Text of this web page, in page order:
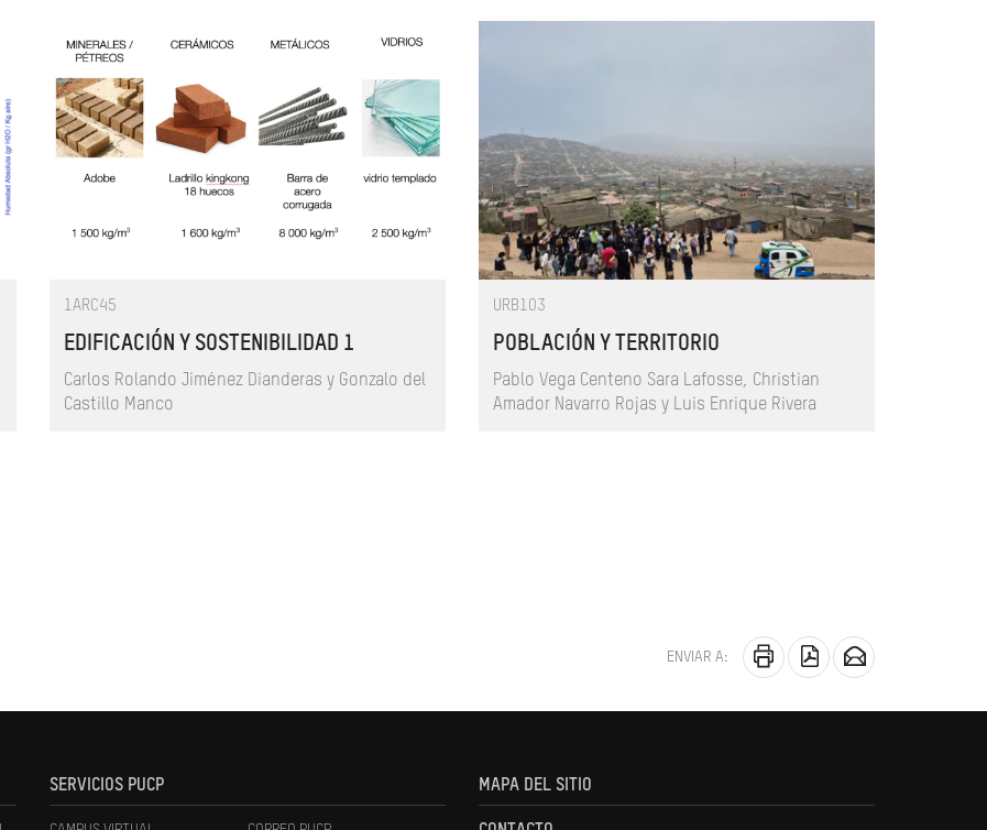
1ARC45
EDIFICACIÓN Y SOSTENIBILIDAD 1
Carlos Rolando Jiménez Dianderas y Gonzalo del
Castillo Manco
URB103
POBLACIÓN Y TERRITORIO
Pablo Vega Centeno Sara Lafosse, Christian
Amador Navarro Rojas y Luis Enrique Rivera
ENVIAR A:
SERVICIOS PUCP MAPA DEL SITIO